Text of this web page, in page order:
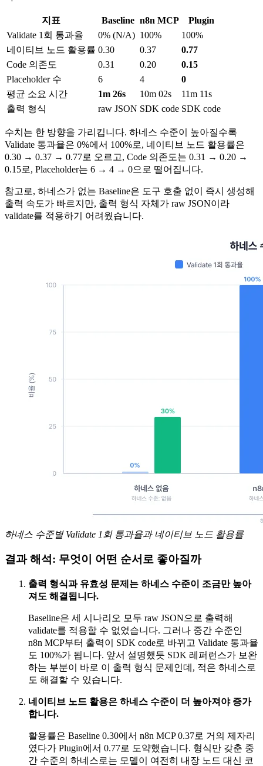
지표 Baseline n8n MCP
Plugin
Validate 1회 통과율
0% (N/A) 100%
100%
네이티브 노드 활용률 0.30 0.37
0.77
Code 의존도
0.31 0.20
0.15
Placeholder 수
6 4
0
평균 소요 시간
1m 26s 10m 02s
11m 11s
출력 형식
raw JSON SDK code SDK code
수치는 한 방향을 가리킵니다. 하네스 수준이 높아질수록
Validate 통과율은 0%에서 100%로, 네이티브 노드 활용률은
0.30 → 0.37 → 0.77로 오르고, Code 의존도는 0.31 → 0.20 →
0.15로, Placeholder는 6 → 4 → 0으로 떨어집니다.
참고로, 하네스가 없는 Baseline은 도구 호출 없이 즉시 생성해
출력 속도가 빠르지만, 출력 형식 자체가 raw JSON이라
validate를 적용하기 어려웠습니다.
하네스 수준별 Validate 1회 통과율과 네이티브 노드 활용률
결과 해석: 무엇이 어떤 순서로 좋아질까
출력 형식과 유효성 문제는 하네스 수준이 조금만 높아
져도 해결됩니다.
Baseline은 세 시나리오 모두 raw JSON으로 출력해
validate를 적용할 수 없었습니다. 그러나 중간 수준인
n8n MCP부터 출력이 SDK code로 바뀌고 Validate 통과율
도 100%가 됩니다. 앞서 설명했듯 SDK 레퍼런스가 보완
하는 부분이 바로 이 출력 형식 문제인데, 적은 하네스로
도 해결할 수 있습니다.
네이티브 노드 활용은 하네스 수준이 더 높아져야 증가
합니다.
활용률은 Baseline 0.30에서 n8n MCP 0.37로 거의 제자리
였다가 Plugin에서 0.77로 도약했습니다. 형식만 갖춘 중
간 수준의 하네스로는 모델이 여전히 내장 노드 대신 코